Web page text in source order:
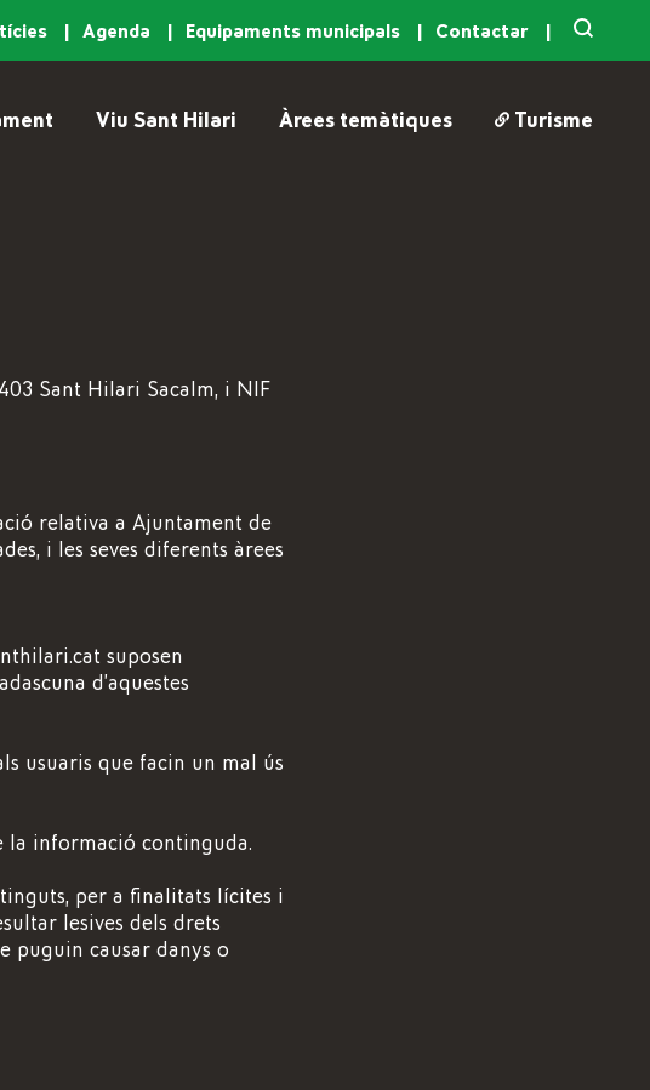
Agenda Equipaments municipals Contactar
Viu Sant Hilari Àrees temàtiques Turisme
Sant Hilari Sacalm, i NIF
relativa a Ajuntament de
i les seves diferents àrees
suposen
d’aquestes
usuaris que facin un mal ús
la informació continguda.
per a finalitats lícites i
lesives dels drets
puguin causar danys o